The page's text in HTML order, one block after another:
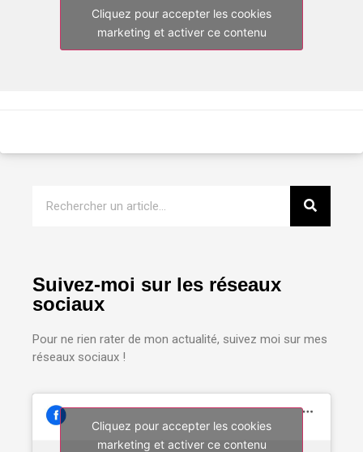
Cliquez pour accepter les cookies
marketing et activer ce contenu
Suivez-moi sur les réseaux
sociaux
Pour ne rien rater de mon actualité, suivez moi sur mes
réseaux sociaux !
Cliquez pour accepter les cookies
marketing et activer ce contenu